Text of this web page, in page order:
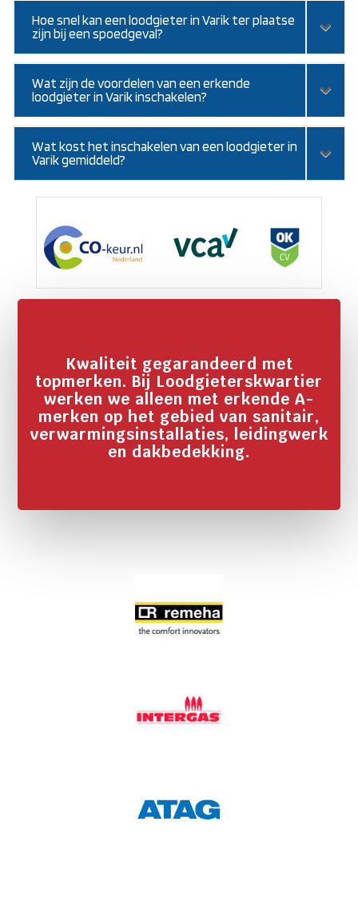
Hoe snel kan een loodgieter in Varik ter plaatse
zijn bij een spoedgeval?
Wat zijn de voordelen van een erkende
loodgieter in Varik inschakelen?
Wat kost het inschakelen van een loodgieter in
Varik gemiddeld?
Kwaliteit gegarandeerd met
topmerken. Bij Loodgieterskwartier
werken we alleen met erkende A-
merken op het gebied van sanitair,
verwarmingsinstallaties, leidingwerk
en dakbedekking.